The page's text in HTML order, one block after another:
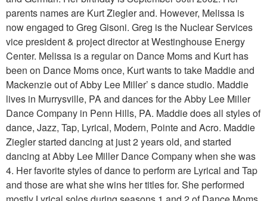
parents names are Kurt Ziegler and. However, Melissa is
now engaged to Greg Gisoni. Greg is the Nuclear Services
vice president & project director at Westinghouse Energy
Center. Melissa is a regular on Dance Moms and Kurt has
been on Dance Moms once, Kurt wants to take Maddie and
Mackenzie out of Abby Lee Miller’ s dance studio. Maddie
lives in Murrysville, PA and dances for the Abby Lee Miller
Dance Company in Penn Hills, PA. Maddie does all styles of
dance, Jazz, Tap, Lyrical, Modern, Pointe and Acro. Maddie
Ziegler started dancing at just 2 years old, and started
dancing at Abby Lee Miller Dance Company when she was
4. Her favorite styles of dance to perform are Lyrical and Tap
and those are what she wins her titles for. She performed